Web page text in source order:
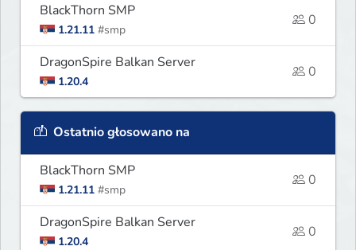
BlackThorn SMP
1.21.11 #smp
0
DragonSpire Balkan Server
1.20.4
0
Ostatnio głosowano na
BlackThorn SMP
1.21.11 #smp
0
DragonSpire Balkan Server
1.20.4
0